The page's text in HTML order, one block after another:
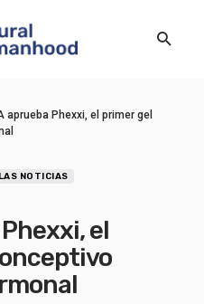
aprueba Phexxi, el primer gel
NOTICIAS
el